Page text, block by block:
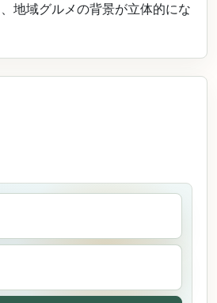
地域グルメの背景が立体的にな